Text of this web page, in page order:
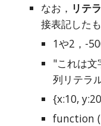
なお， リテ
接表記した
1や2，-
"これは
列リテラ
{x:10,
function